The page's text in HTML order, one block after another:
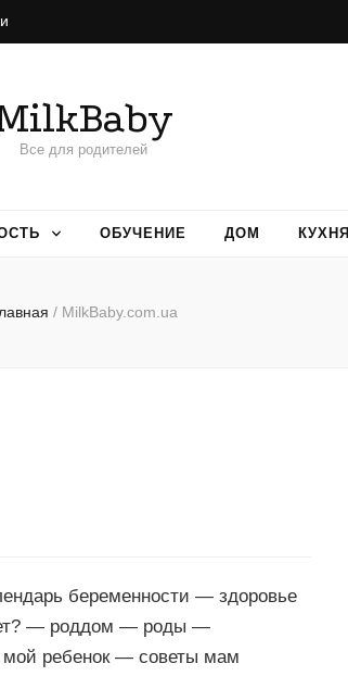
Все для родителей
ОБУЧЕНИЕ ДОМ КУХНЯ
/ MilkBaby.com.ua
беременности — здоровье
— роддом — роды —
ребенок — советы мам